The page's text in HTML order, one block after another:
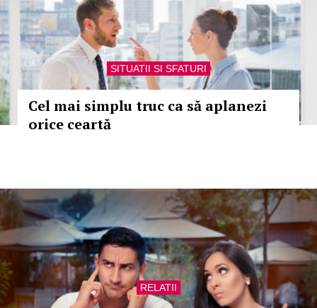
SITUATII SI SFATURI
Cel mai simplu truc ca să aplanezi
orice ceartă
RELATII